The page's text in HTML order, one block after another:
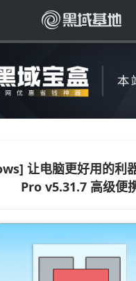
让电脑更好用的利
Pro v5.31.7 高级便